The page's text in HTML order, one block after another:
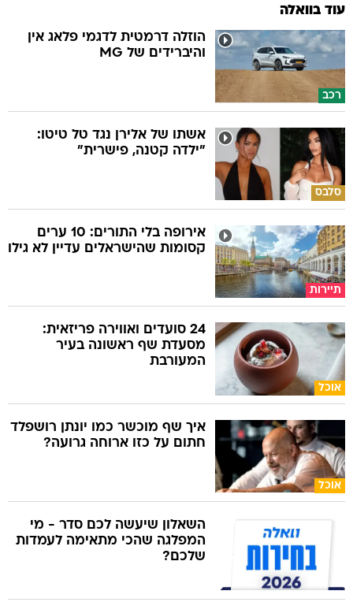
עוד בוואלה
רכב
הוזלה דרמטית לדגמי פלאג אין
והיברידים של MG
סלבס
אשתו של אלירן נגד טל טיטו:
"ילדה קטנה, פישרית"
תיירות
אירופה בלי התורים: 10 ערים
קסומות שהישראלים עדיין לא גילו
אוכל
24 סועדים ואווירה פריזאית:
מסעדת שף ראשונה בעיר
המעורבת
אוכל
איך שף מוכשר כמו יונתן רושפלד
חתום על כזו ארוחה גרועה?
השאלון שיעשה לכם סדר - מי
המפלגה שהכי מתאימה לעמדות
שלכם?